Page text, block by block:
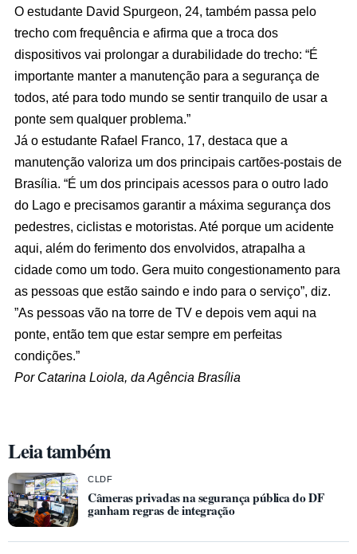
O estudante David Spurgeon, 24, também passa pelo
trecho com frequência e afirma que a troca dos
dispositivos vai prolongar a durabilidade do trecho: “É
importante manter a manutenção para a segurança de
todos, até para todo mundo se sentir tranquilo de usar a
ponte sem qualquer problema.”
Já o estudante Rafael Franco, 17, destaca que a
manutenção valoriza um dos principais cartões-postais de
Brasília. “É um dos principais acessos para o outro lado
do Lago e precisamos garantir a máxima segurança dos
pedestres, ciclistas e motoristas. Até porque um acidente
aqui, além do ferimento dos envolvidos, atrapalha a
cidade como um todo. Gera muito congestionamento para
as pessoas que estão saindo e indo para o serviço”, diz.
”As pessoas vão na torre de TV e depois vem aqui na
ponte, então tem que estar sempre em perfeitas
condições.”
Por Catarina Loiola, da Agência Brasília
Leia também
CLDF
Câmeras privadas na segurança pública do DF
ganham regras de integração